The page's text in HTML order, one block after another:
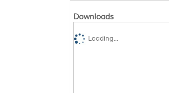
Downloads
Loading...